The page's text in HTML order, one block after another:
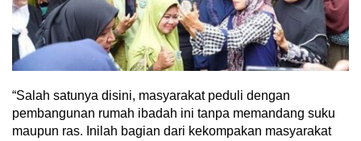
“Salah satunya disini, masyarakat peduli dengan
pembangunan rumah ibadah ini tanpa memandang suku
maupun ras. Inilah bagian dari kekompakan masyarakat